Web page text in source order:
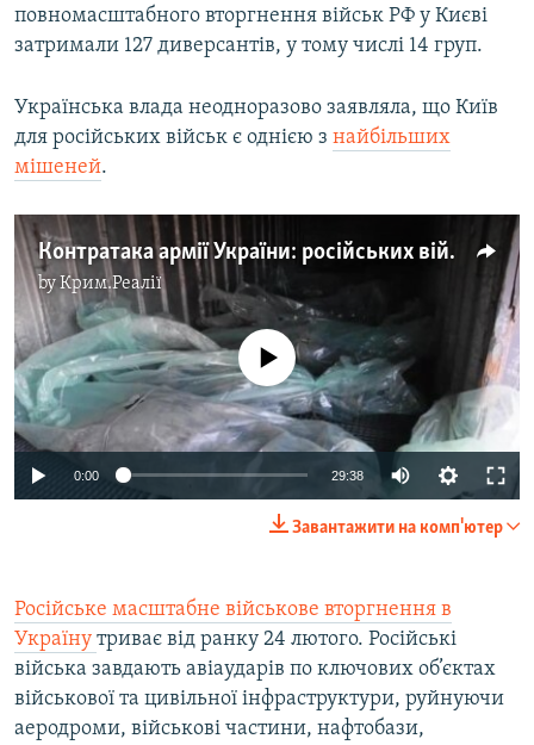
повномасштабного вторгнення військ РФ у Києві
затримали 127 диверсантів, у тому числі 14 груп.
Українська влада неодноразово заявляла, що Київ
для російських військ є однією з найбільших
мішеней.
Контратака армії України: російських військових відкинули від Києва (відео)
byКрим.Реалії
720p 1080p
No media source currently available
0:00 29:38
720p
1080p
Завантажити на комп'ютер
Російське масштабне військове вторгнення в
Україну триває від ранку 24 лютого. Російські
війська завдають авіаударів по ключових об’єктах
військової та цивільної інфраструктури, руйнуючи
аеродроми, військові частини, нафтобази,